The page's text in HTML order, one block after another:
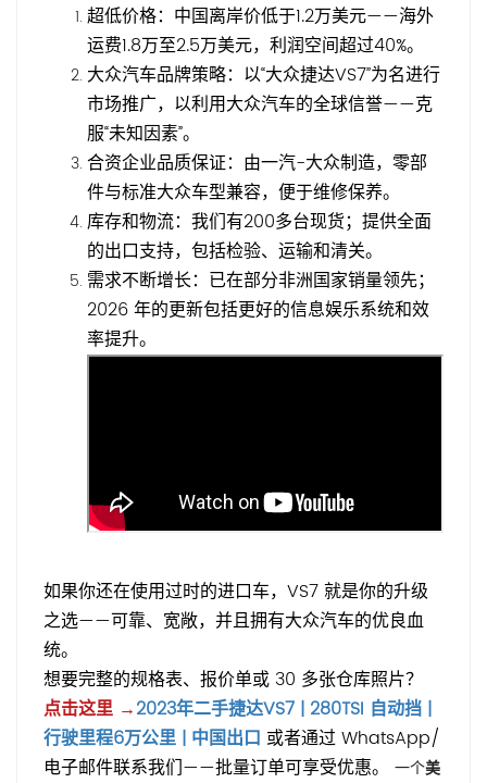
超低价格：中国离岸价低于1.2万美元——海外
运费1.8万至2.5万美元，利润空间超过40%。
大众汽车品牌策略：以“大众捷达VS7”为名进行
市场推广，以利用大众汽车的全球信誉——克
服“未知因素”。
合资企业品质保证：由一汽-大众制造，零部
件与标准大众车型兼容，便于维修保养。
库存和物流：我们有200多台现货；提供全面
的出口支持，包括检验、运输和清关。
需求不断增长：已在部分非洲国家销量领先；
2026 年的更新包括更好的信息娱乐系统和效
率提升。
如果你还在使用过时的进口车，VS7 就是你的升级
之选——可靠、宽敞，并且拥有大众汽车的优良血
统。
想要完整的规格表、报价单或 30 多张仓库照片？
点击这里 →2023年二手捷达VS7 | 280TSI 自动挡 |
行驶里程6万公里 | 中国出口 或者通过 WhatsApp/
电子邮件联系我们——批量订单可享受优惠。
一个美